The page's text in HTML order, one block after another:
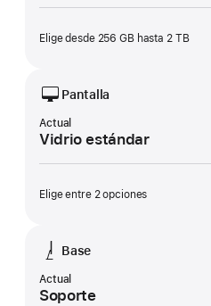
Elige desde 256 GB hasta 2 TB
Pantalla
Actual
Vidrio estándar
Elige entre 2 opciones
Base
Actual
Soporte